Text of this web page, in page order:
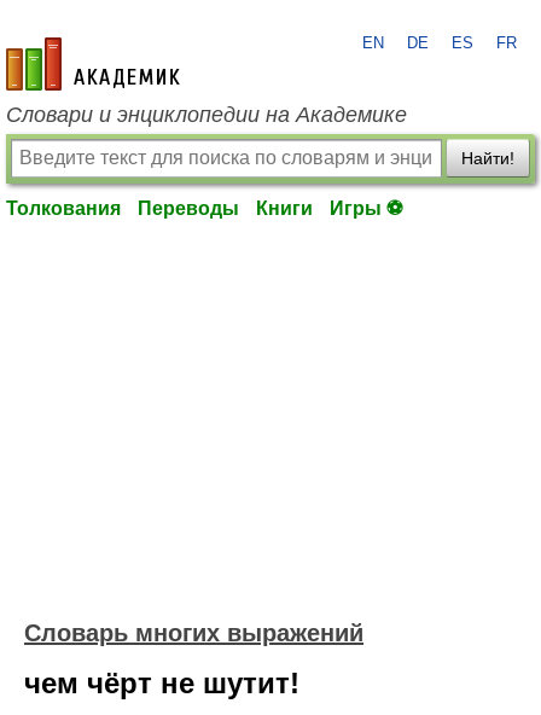
academic.ru
EN DE ES FR
Словари и энциклопедии на Академике
Найти!
Толкования Переводы Книги Игры ⚽
Словарь многих выражений
чем чёрт не шутит!